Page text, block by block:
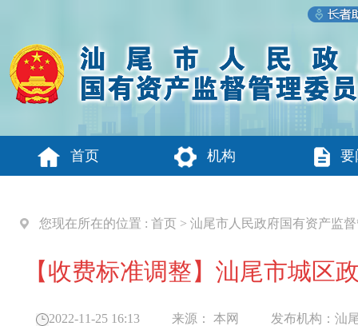
首页 机构 要
您现在所在的位置 : 首页 > 汕尾市人民政府国有资产监
【收费标准调整】汕尾市城区
2022-11-25 16:13 来源： 本网 发布机构： 汕